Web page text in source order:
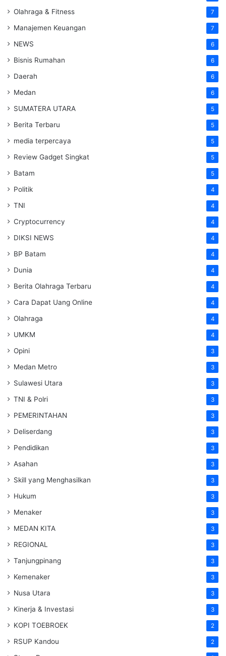
Olahraga & Fitness 7
Manajemen Keuangan 7
NEWS 6
Bisnis Rumahan 6
Daerah 6
Medan 6
SUMATERA UTARA 5
Berita Terbaru 5
media terpercaya 5
Review Gadget Singkat 5
Batam 5
Politik 4
TNI 4
Cryptocurrency 4
DIKSI NEWS 4
BP Batam 4
Dunia 4
Berita Olahraga Terbaru 4
Cara Dapat Uang Online 4
Olahraga 4
UMKM 4
Opini 3
Medan Metro 3
Sulawesi Utara 3
TNI & Polri 3
PEMERINTAHAN 3
Deliserdang 3
Pendidikan 3
Asahan 3
Skill yang Menghasilkan 3
Hukum 3
Menaker 3
MEDAN KITA 3
REGIONAL 3
Tanjungpinang 3
Kemenaker 3
Nusa Utara 3
Kinerja & Investasi 3
KOPI TOEBROEK 2
RSUP Kandou 2